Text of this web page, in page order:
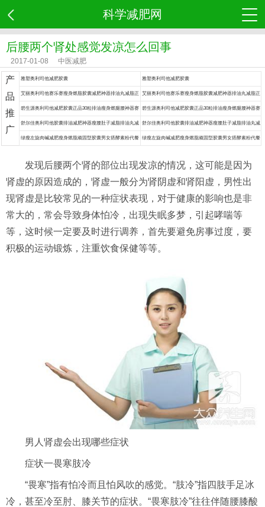
科学减肥网
后腰两个肾处感觉发凉怎么回事
2017-01-08 中医减肥
产
品
推
广
雅塑奥利司他减肥胶囊 雅塑奥利司他减肥胶囊
艾丽奥利司他赛乐赛瘦身燃脂胶囊减肥神器排油丸减脂正
品药
艾丽奥利司他赛乐赛瘦身燃脂胶囊减肥神器排油丸减脂正
品药
碧生源奥利司他减肥胶囊正品30粒排油瘦身燃腿腰神器赛
乐赛丸脂药
碧生源奥利司他减肥胶囊正品30粒排油瘦身燃腿腰神器赛
乐赛丸脂药
舒尔佳奥利司他胶囊排油减肥神器瘦腰肚子减脂排油丸减
肥药
舒尔佳奥利司他胶囊排油减肥神器瘦腰肚子减脂排油丸减
肥药
绿瘦左旋肉碱减肥瘦身燃脂顽固型胶囊男女搭酵素粉代餐 绿瘦左旋肉碱减肥瘦身燃脂顽固型胶囊男女搭酵素粉代餐
发现后腰两个肾的部位出现发凉的情况，这可能是因为
肾虚的原因造成的，肾虚一般分为肾阴虚和肾阳虚，男性出
现肾虚是比较常见的一种症状表现，对于健康的影响也是非
常大的，常会导致身体怕冷，出现失眠多梦，引起哮喘等
等，这时候一定要及时进行调养，首先要避免房事过度，要
积极的运动锻炼，注重饮食保健等等。
男人肾虚会出现哪些症状
症状一畏寒肢冷
“畏寒”指有怕冷而且怕风吹的感觉。“肢冷”指四肢手足冰
冷，甚至冷至肘、膝关节的症状。“畏寒肢冷”往往伴随腰膝酸